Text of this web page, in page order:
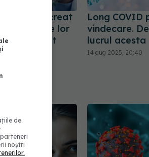
SUA a creat
dovezile lor
a fost
Long COVID
vindecare.
lucrul acesta
14 aug 2025, 20:40
de
noștri